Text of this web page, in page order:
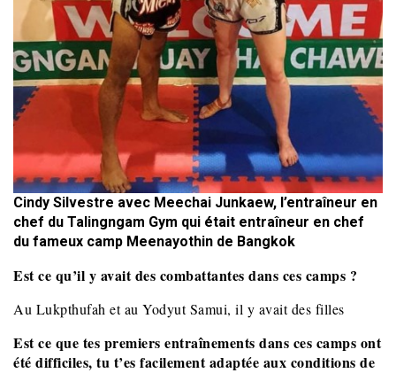
Cindy Silvestre avec Meechai Junkaew, l’entraîneur en
chef du Talingngam Gym qui était entraîneur en chef
du fameux camp Meenayothin de Bangkok
Est ce qu’il y avait des combattantes dans ces camps ?
Au Lukpthufah et au Yodyut Samui, il y avait des filles
Est ce que tes premiers entraînements dans ces camps ont
été difficiles, tu t’es facilement adaptée aux conditions de